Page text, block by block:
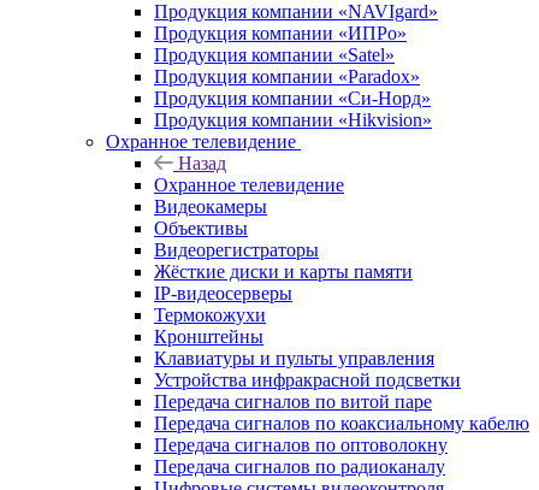
Продукция компании «NAVIgard»
Продукция компании «ИПРо»
Продукция компании «Satel»
Продукция компании «Paradox»
Продукция компании «Си-Норд»
Продукция компании «Hikvision»
Охранное телевидение
Назад
Охранное телевидение
Видеокамеры
Объективы
Видеорегистраторы
Жёсткие диски и карты памяти
IP-видеосерверы
Термокожухи
Кронштейны
Клавиатуры и пульты управления
Устройства инфракрасной подсветки
Передача сигналов по витой паре
Передача сигналов по коаксиальному кабелю
Передача сигналов по оптоволокну
Передача сигналов по радиоканалу